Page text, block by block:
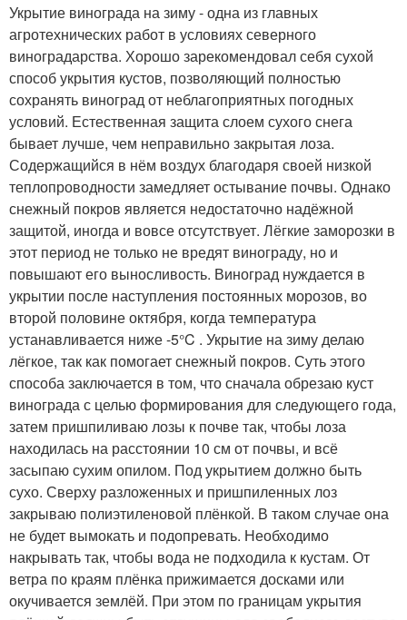
Укрытие винограда на зиму - одна из главных
агротехнических работ в условиях северного
виноградарства. Хорошо зарекомендовал себя сухой
способ укрытия кустов, позволяющий полностью
сохранять виноград от неблагоприятных погодных
условий. Естественная защита слоем сухого снега
бывает лучше, чем неправильно закрытая лоза.
Содержащийся в нём воздух благодаря своей низкой
теплопроводности замедляет остывание почвы. Однако
снежный покров является недостаточно надёжной
защитой, иногда и вовсе отсутствует. Лёгкие заморозки в
этот период не только не вредят винограду, но и
повышают его выносливость. Виноград нуждается в
укрытии после наступления постоянных морозов, во
второй половине октября, когда температура
устанавливается ниже -5°C . Укрытие на зиму делаю
лёгкое, так как помогает снежный покров. Суть этого
способа заключается в том, что сначала обрезаю куст
винограда с целью формирования для следующего года,
затем пришпиливаю лозы к почве так, чтобы лоза
находилась на расстоянии 10 см от почвы, и всё
засыпаю сухим опилом. Под укрытием должно быть
сухо. Сверху разложенных и пришпиленных лоз
закрываю полиэтиленовой плёнкой. В таком случае она
не будет вымокать и подопревать. Необходимо
накрывать так, чтобы вода не подходила к кустам. От
ветра по краям плёнка прижимается досками или
окучивается землёй. При этом по границам укрытия